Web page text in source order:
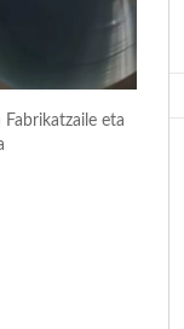
Fabrikatzaile eta